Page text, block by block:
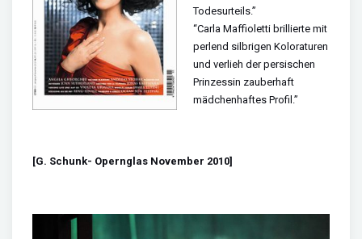
Todesurteils.”
“Carla Maffioletti brillierte mit
perlend silbrigen Koloraturen
und verlieh der persischen
Prinzessin zauberhaft
mädchenhaftes Profil.”
[G. Schunk- Opernglas November 2010]